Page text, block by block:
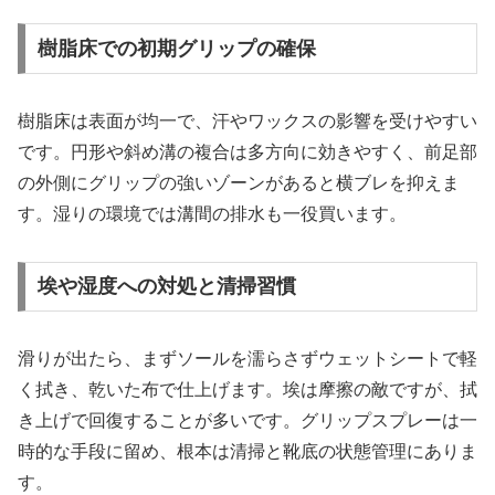
樹脂床での初期グリップの確保
樹脂床は表面が均一で、汗やワックスの影響を受けやすい
です。円形や斜め溝の複合は多方向に効きやすく、前足部
の外側にグリップの強いゾーンがあると横ブレを抑えま
す。湿りの環境では溝間の排水も一役買います。
埃や湿度への対処と清掃習慣
滑りが出たら、まずソールを濡らさずウェットシートで軽
く拭き、乾いた布で仕上げます。埃は摩擦の敵ですが、拭
き上げで回復することが多いです。グリップスプレーは一
時的な手段に留め、根本は清掃と靴底の状態管理にありま
す。